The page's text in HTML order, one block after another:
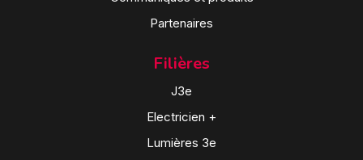
Partenaires
Filières
J3e
Electricien +
Lumières 3e